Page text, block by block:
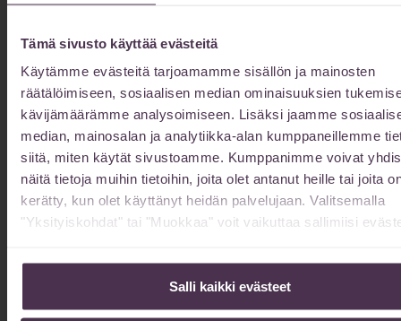
Tämä sivusto käyttää evästeitä
Käytämme evästeitä tarjoamamme sisällön ja mainosten
räätälöimiseen, sosiaalisen median ominaisuuksien
kävijämäärämme analysoimiseen. Lisäksi jaamme
median, mainosalan ja analytiikka-alan kumppaneillemme
siitä, miten käytät sivustoamme. Kumppanimme voivat
näitä tietoja muihin tietoihin, joita olet antanut heille tai joita
kerätty, kun olet käyttänyt heidän palvelujaan. Valitsemalla
"Yksityiskohdat" tai "Muokkaa" voit vaikuttaa sallimiisi
Salli kaikki evästeet
Lopullinen hinta selviää vastaanotolla
hoitoarvion tekemisen yhteydessä.
Mitä hinta ilmoitettu sisältää
Esimerkiksi toimenpiteen ”Rintojen suurennus
silikoni-implanteilla” ilmoitettu ”alk. hinta”
sisältää leikkauksen nukutuksessa, implantit,
lääkärinpalkkion, tukiliivit, ompeleiden poiston
esteettisin perustein tehtynä myös